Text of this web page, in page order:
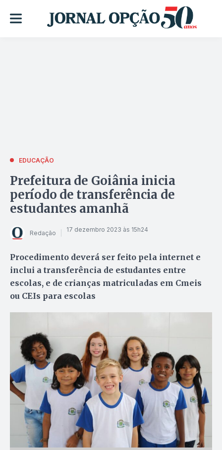
EDUCAÇÃO
Prefeitura de Goiânia inicia
período de transferência de
estudantes amanhã
Redação 17 dezembro 2023 às 15h24
Procedimento deverá ser feito pela internet e
inclui a transferência de estudantes entre
escolas, e de crianças matriculadas em Cmeis
ou CEIs para escolas